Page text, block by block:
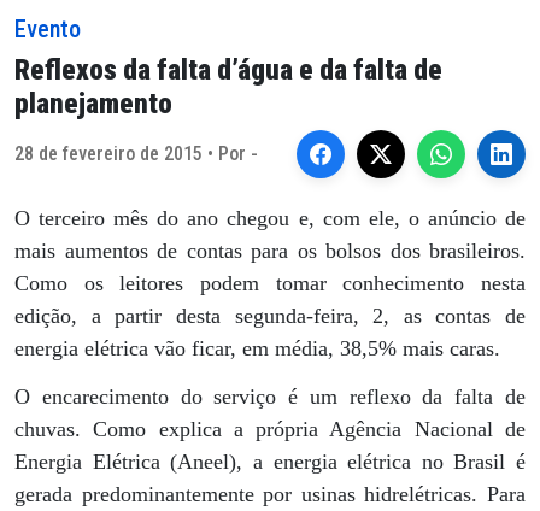
Evento
Reflexos da falta d’água e da falta de
planejamento
28 de fevereiro de 2015 • Por -
O terceiro mês do ano chegou e, com ele, o anúncio de
mais aumentos de contas para os bolsos dos brasileiros.
Como os leitores podem tomar conhecimento nesta
edição, a partir desta segunda-feira, 2, as contas de
energia elétrica vão ficar, em média, 38,5% mais caras.
O encarecimento do serviço é um reflexo da falta de
chuvas. Como explica a própria Agência Nacional de
Energia Elétrica (Aneel), a energia elétrica no Brasil é
gerada predominantemente por usinas hidrelétricas. Para